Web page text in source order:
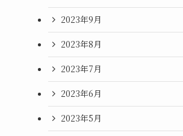
2023年9月
2023年8月
2023年7月
2023年6月
2023年5月